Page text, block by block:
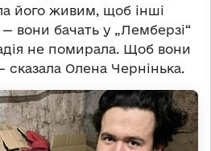
його живим, щоб інші
вони бачать у „Лемберзі“
не помирала. Щоб вони
Олена Чернінька.